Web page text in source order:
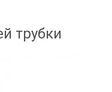
трубки